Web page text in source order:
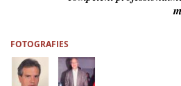
FOTOGRAFIES